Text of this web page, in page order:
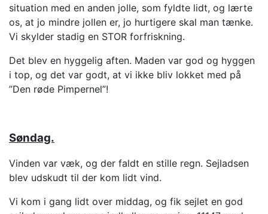
situation med en anden jolle, som fyldte lidt, og lærte
os, at jo mindre jollen er, jo hurtigere skal man tænke.
Vi skylder stadig en STOR forfriskning.
Det blev en hyggelig aften. Maden var god og hyggen
i top, og det var godt, at vi ikke bliv lokket med på
”Den røde Pimpernel”!
Søndag.
Vinden var væk, og der faldt en stille regn. Sejladsen
blev udskudt til der kom lidt vind.
Vi kom i gang lidt over middag, og fik sejlet en god